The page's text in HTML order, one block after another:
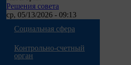
Решения совета
ср, 05/13/2026 - 09:13
Социальная сфера
Контрольно-счетный
орган